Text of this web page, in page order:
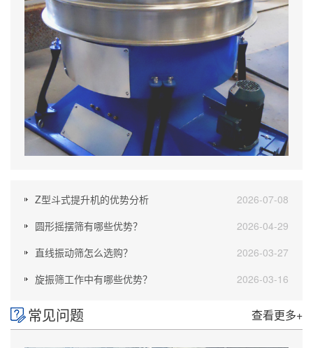
Z型斗式提升机的优势分析
2026-07-08
圆形摇摆筛有哪些优势？
2026-04-29
直线振动筛怎么选购？
2026-03-27
旋振筛工作中有哪些优势？
2026-03-16
常见问题 查看更多+